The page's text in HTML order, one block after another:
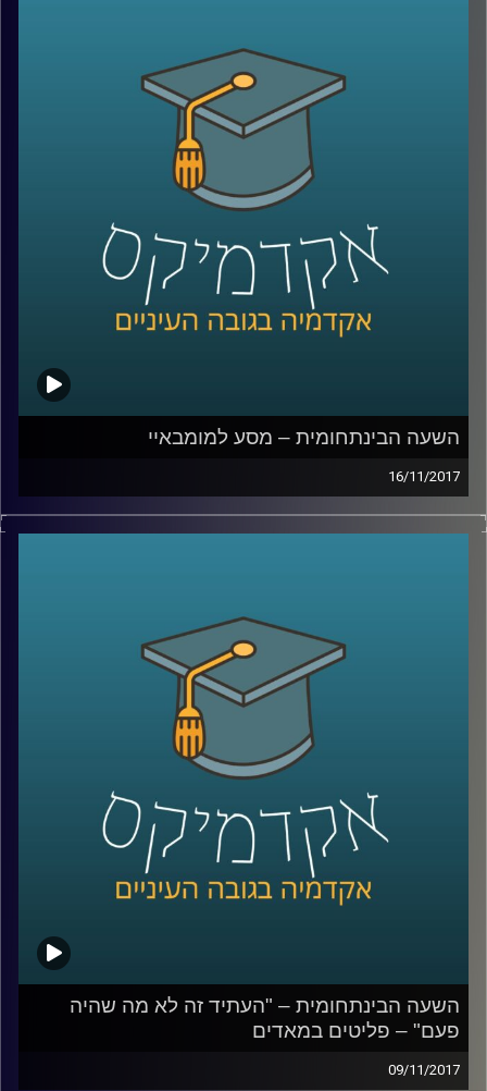
של הילרי קלינטון. נשמע מופרך? זו אחת
התוצאות של כמויות הפייק ניוז שמציפות את
הרשת בשנים האחרונות. ד"ר צחי חייט עומד על
היקף התופעה, על האתגרים שהיא מציבה ועל
הרצון האנושי, שעדיין קיים, לתוכן אותנטי
קרדיט תמונות: AudioVersity
השעה הבינתחומית – מסע למומבאיי
16/11/2017
היא אחת מהערים הגדולות ביותר בעולם
פסוואני שבו מסיור במומבאיי ונותנים הצצה
לאתגרים האדירים בפניהם ניצבת העיר, לקשיי
התחבורה והדיור ולסיפורים האנושיים המרגשים
AudioVersity
השעה הבינתחומית – "העתיד זה לא מה שהיה
פעם" – פליטים במאדים
09/11/2017